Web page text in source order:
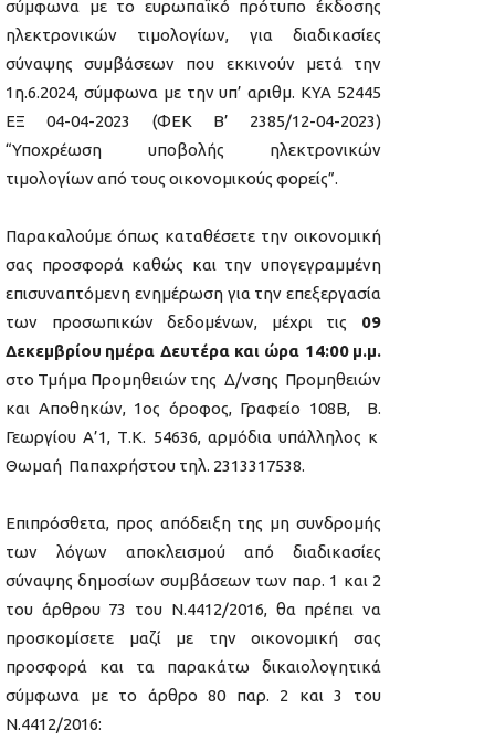
σύμφωνα με το ευρωπαϊκό πρότυπο έκδοσης
ηλεκτρονικών τιμολογίων, για διαδικασίες
σύναψης συμβάσεων που εκκινούν μετά την
1η.6.2024, σύμφωνα με την υπ’ αριθμ. ΚΥΑ 52445
ΕΞ 04-04-2023 (ΦΕΚ Β’ 2385/12-04-2023)
“Υποχρέωση υποβολής ηλεκτρονικών
τιμολογίων από τους οικονομικούς φορείς”.
Παρακαλούμε όπως καταθέσετε την οικονομική
σας προσφορά καθώς και την υπογεγραμμένη
επισυναπτόμενη ενημέρωση για την επεξεργασία
των προσωπικών δεδομένων, μέχρι τις 09
Δεκεμβρίου ημέρα Δευτέρα και ώρα 14:00 μ.μ.
στο Τμήμα Προμηθειών της Δ/νσης Προμηθειών
και Αποθηκών, 1ος όροφος, Γραφείο 108Β, Β.
Γεωργίου Α’1, Τ.Κ. 54636, αρμόδια υπάλληλος κ
Θωμαή Παπαχρήστου τηλ. 2313317538.
Επιπρόσθετα, προς απόδειξη της μη συνδρομής
των λόγων αποκλεισμού από διαδικασίες
σύναψης δημοσίων συμβάσεων των παρ. 1 και 2
του άρθρου 73 του Ν.4412/2016, θα πρέπει να
προσκομίσετε μαζί με την οικονομική σας
προσφορά και τα παρακάτω δικαιολογητικά
σύμφωνα με το άρθρο 80 παρ. 2 και 3 του
Ν.4412/2016: